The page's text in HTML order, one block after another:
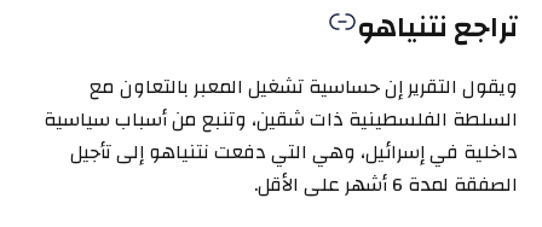
تراجع نتنياهو
ويقول التقرير إن حساسية تشغيل المعبر بالتعاون مع
السلطة الفلسطينية ذات شقين، وتنبع من أسباب سياسية
داخلية في إسرائيل، وهي التي دفعت نتنياهو إلى تأجيل
الصفقة لمدة 6 أشهر على الأقل.